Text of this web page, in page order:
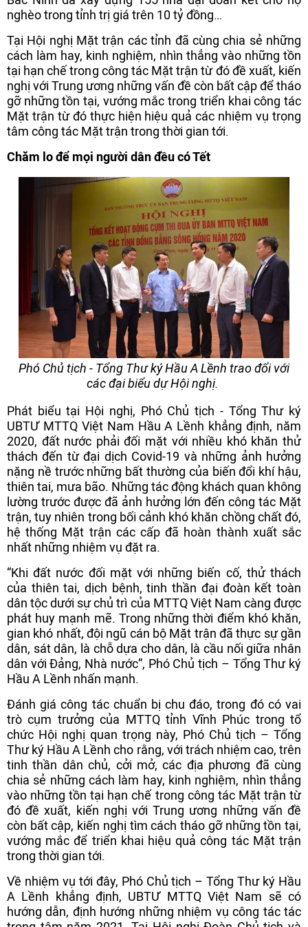
nghèo trong tỉnh trị giá trên 10 tỷ đồng…
Tại Hội nghị Mặt trận các tỉnh đã cùng chia sẻ những
cách làm hay, kinh nghiệm, nhìn thẳng vào những tồn
tại hạn chế trong công tác Mặt trận từ đó đề xuất, kiến
nghị với Trung ương những vấn đề còn bất cập để tháo
gỡ những tồn tại, vướng mắc trong triển khai công tác
Mặt trận từ đó thực hiện hiệu quả các nhiệm vụ trọng
tâm công tác Mặt trận trong thời gian tới.
Chăm lo để mọi người dân đều có Tết
Phó Chủ tịch - Tổng Thư ký Hầu A Lềnh trao đổi với
các đại biểu dự Hội nghị.
Phát biểu tại Hội nghị, Phó Chủ tịch - Tổng Thư ký
UBTƯ MTTQ Việt Nam Hầu A Lềnh khẳng định, năm
2020, đất nước phải đối mặt với nhiều khó khăn thử
thách đến từ đại dịch Covid-19 và những ảnh hưởng
nặng nề trước những bất thường của biến đổi khí hậu,
thiên tai, mưa bão. Những tác động khách quan không
lường trước được đã ảnh hưởng lớn đến công tác Mặt
trận, tuy nhiên trong bối cảnh khó khăn chồng chất đó,
hệ thống Mặt trận các cấp đã hoàn thành xuất sắc
nhất những nhiệm vụ đặt ra.
“Khi đất nước đối mặt với những biến cố, thử thách
của thiên tai, dịch bệnh, tinh thần đại đoàn kết toàn
dân tộc dưới sự chủ trì của MTTQ Việt Nam càng được
phát huy mạnh mẽ. Trong những thời điểm khó khăn,
gian khó nhất, đội ngũ cán bộ Mặt trận đã thực sự gần
dân, sát dân, là chỗ dựa cho dân, là cầu nối giữa nhân
dân với Đảng, Nhà nước”, Phó Chủ tịch – Tổng Thư ký
Hầu A Lềnh nhấn mạnh.
Đánh giá công tác chuẩn bị chu đáo, trong đó có vai
trò cụm trưởng của MTTQ tỉnh Vĩnh Phúc trong tổ
chức Hội nghị quan trọng này, Phó Chủ tịch – Tổng
Thư ký Hầu A Lềnh cho rằng, với trách nhiệm cao, trên
tinh thần dân chủ, cởi mở, các địa phương đã cùng
chia sẻ những cách làm hay, kinh nghiệm, nhìn thẳng
vào những tồn tại hạn chế trong công tác Mặt trận từ
đó đề xuất, kiến nghị với Trung ương những vấn đề
còn bất cập, kiến nghị tìm cách tháo gỡ những tồn tại,
vướng mắc để triển khai hiệu quả công tác Mặt trận
trong thời gian tới.
Về nhiệm vụ tới đây, Phó Chủ tịch – Tổng Thư ký Hầu
A Lềnh khẳng định, UBTƯ MTTQ Việt Nam sẽ có
hướng dẫn, định hướng những nhiệm vụ công tác tác